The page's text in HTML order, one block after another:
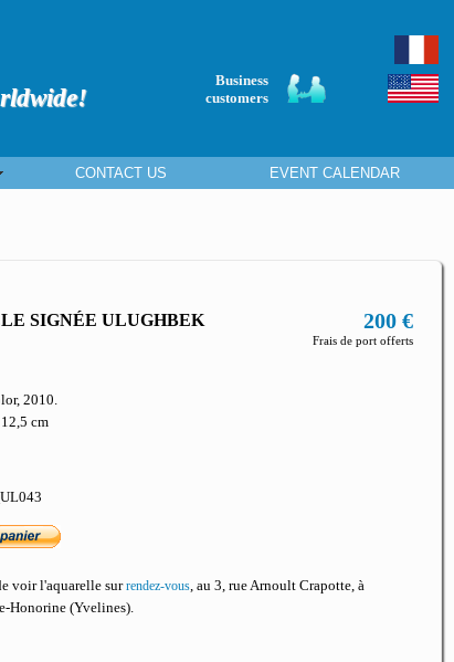
Business
customers
CONTACT US EVENT CALENDAR
SIGNÉE ULUGHBEK 200 €
Frais de port offerts
2010.
cm
voir l'aquarelle surrendez-vous, au 3, rue Arnoult Crapotte, à
Honorine (Yvelines).